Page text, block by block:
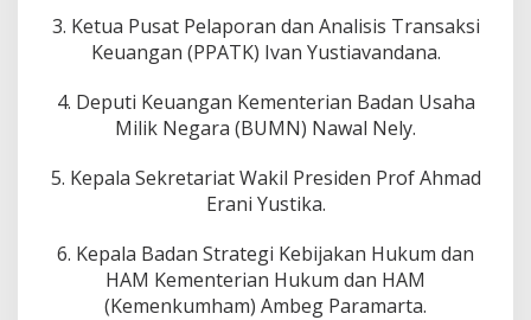
3. Ketua Pusat Pelaporan dan Analisis Transaksi
Keuangan (PPATK) Ivan Yustiavandana.
4. Deputi Keuangan Kementerian Badan Usaha
Milik Negara (BUMN) Nawal Nely.
5. Kepala Sekretariat Wakil Presiden Prof Ahmad
Erani Yustika.
6. Kepala Badan Strategi Kebijakan Hukum dan
HAM Kementerian Hukum dan HAM
(Kemenkumham) Ambeg Paramarta.